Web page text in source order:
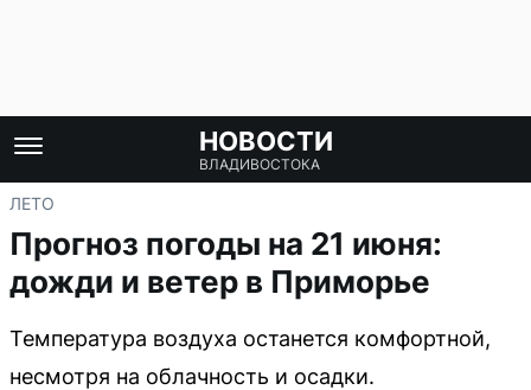
НОВОСТИ
ВЛАДИВОСТОКА
ЛЕТО
Прогноз погоды на 21 июня:
дожди и ветер в Приморье
Температура воздуха останется комфортной,
несмотря на облачность и осадки.